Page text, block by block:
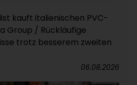
kauft italienischen PVC-
Group / Rückläufige
trotz besserem zweiten
06.08.2026